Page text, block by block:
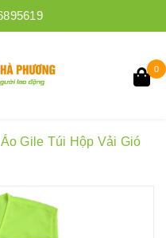
0
Áo Gile Túi Hộp Vải Gió